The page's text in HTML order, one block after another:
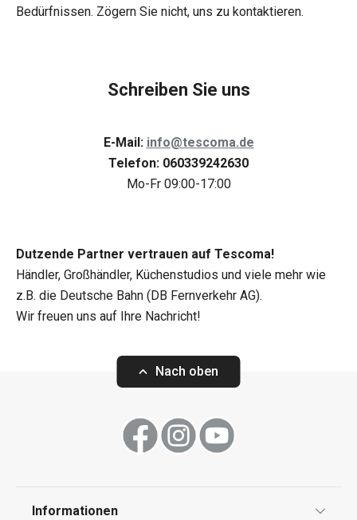
Bedürfnissen. Zögern Sie nicht, uns zu kontaktieren.
Schreiben Sie uns
E-Mail: info@tescoma.de
Telefon: 060339242630
Mo-Fr 09:00-17:00
Dutzende Partner vertrauen auf Tescoma!
Händler, Großhändler, Küchenstudios und viele mehr wie
z.B. die Deutsche Bahn (DB Fernverkehr AG).
Wir freuen uns auf Ihre Nachricht!
Nach oben
Informationen